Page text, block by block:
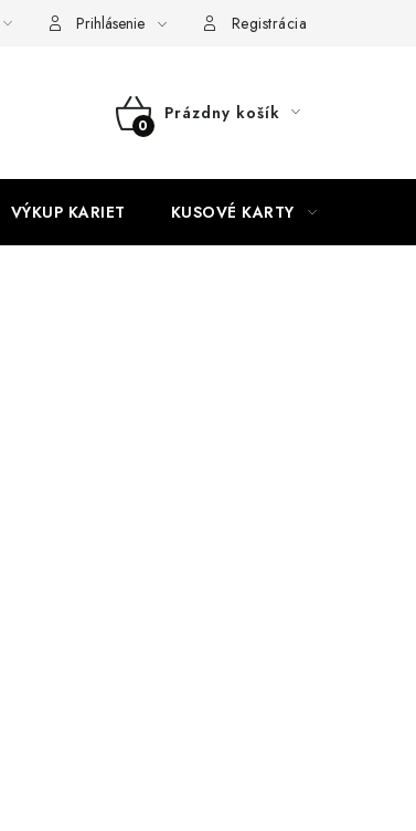
Doprava a platba Práca v CardEmpire
Prihlásenie Registrácia
NÁKUPNÝ
Prázdny košík
VÝKUP KARIET KUSOVÉ KARTY